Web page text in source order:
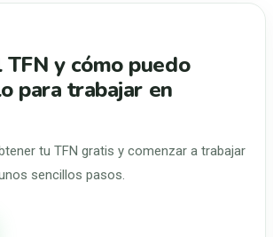
TFN y cómo puedo
para trabajar en
tu TFN gratis y comenzar a trabajar
sencillos pasos.